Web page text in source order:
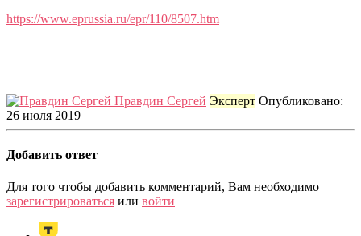
https://www.eprussia.ru/epr/110/8507.htm
Правдин Сергей Эксперт Опубликовано:
26 июля 2019
Добавить ответ
Для того чтобы добавить комментарий, Вам необходимо
зарегистрироваться или войти